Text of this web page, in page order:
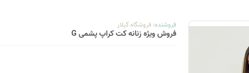
فروشنده: فروشگاه گیلار
فروش ویژه زنانه کت کراپ پشمی G